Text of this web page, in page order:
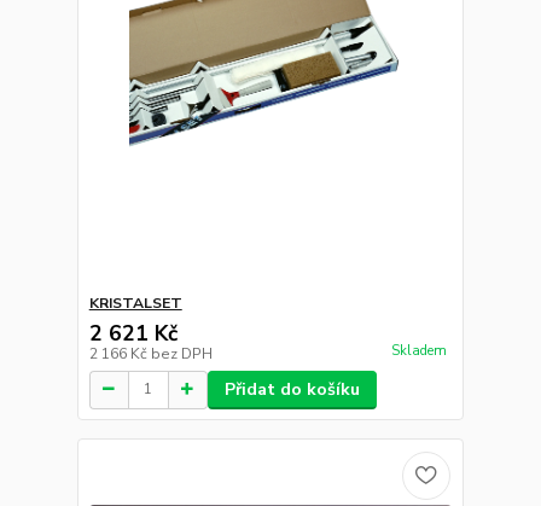
KRISTALSET
2 621 Kč
2 166 Kč bez DPH Skladem
Přidat do košíku